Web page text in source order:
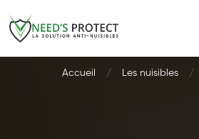
Accueil Les nuisibles